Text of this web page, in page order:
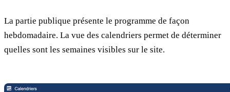
La partie publique présente le programme de façon
hebdomadaire. La vue des calendriers permet de déterminer
quelles sont les semaines visibles sur le site.